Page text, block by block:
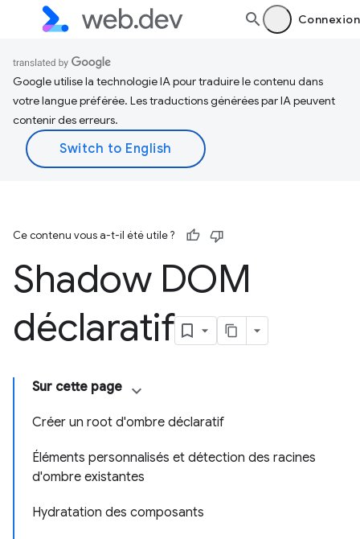
Connexion
Google utilise la technologie IA pour traduire le contenu dans
votre langue préférée. Les traductions générées par IA peuvent
contenir des erreurs.
Ce contenu vous a-t-il été utile ?
Shadow DOM
déclaratif
Sur cette page
Créer un root d'ombre déclaratif
Éléments personnalisés et détection des racines
d'ombre existantes
Hydratation des composants